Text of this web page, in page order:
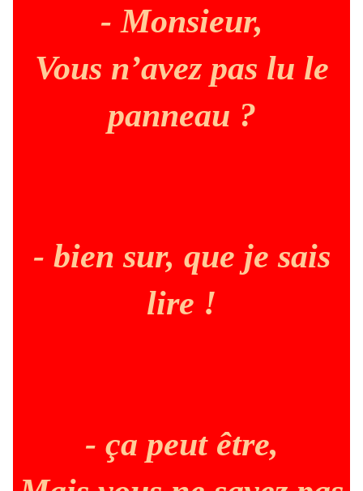
- Monsieur,
Vous n’avez pas lu le
panneau ?
- bien sur, que je sais
lire !
- ça peut être,